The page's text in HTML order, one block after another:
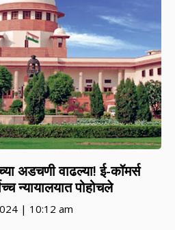
वाढल्या! ई-कॉमर्स
न्यायालयात पोहोचले
10:12 am